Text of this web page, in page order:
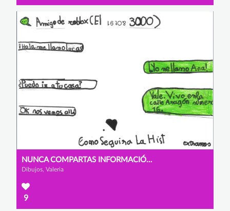
NUNCA COMPARTAS INFORMACIÓN CON EXTRAÑOS
Dibujos, Valeria
9